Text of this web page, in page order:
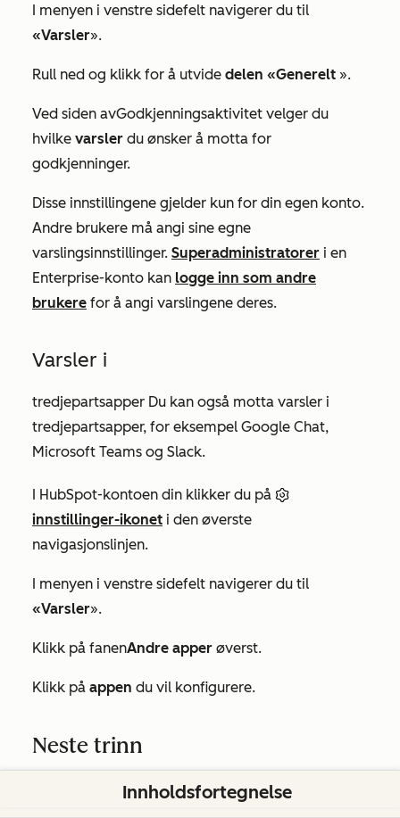
I menyen i venstre sidefelt navigerer du til
«Varsler».
Rull ned og klikk for å utvide delen «Generelt ».
Ved siden avGodkjenningsaktivitet velger du
hvilke varsler du ønsker å motta for
godkjenninger.
Disse innstillingene gjelder kun for din egen konto.
Andre brukere må angi sine egne
varslingsinnstillinger. Superadministratorer i en
Enterprise-konto kan logge inn som andre
brukere for å angi varslingene deres.
Varsler i
tredjepartsapper Du kan også motta varsler i
tredjepartsapper, for eksempel Google Chat,
Microsoft Teams og Slack.
I HubSpot-kontoen din klikker du på
innstillinger-ikonet i den øverste
navigasjonslinjen.
I menyen i venstre sidefelt navigerer du til
«Varsler».
Klikk på fanenAndre apper øverst.
Klikk på appen du vil konfigurere.
Neste trinn
Lær hvordan duadministrerer godkjenning av
Innholdsfortegnelse